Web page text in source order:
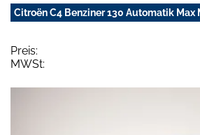
Citroën C4 Benziner 130 Automatik Max
Preis:
MWSt: